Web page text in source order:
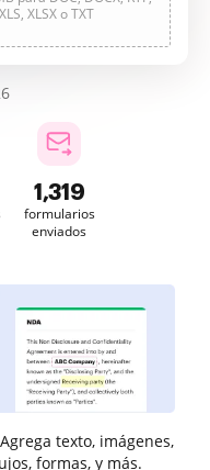
XLSX o TXT
1,319
formularios
enviados
Agrega texto, imágenes,
formas, y más.